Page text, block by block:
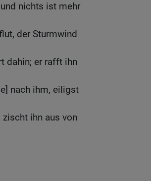
nichts ist mehr
der Sturmwind
dahin; er rafft ihn
nach ihm, eiligst
ihn aus von